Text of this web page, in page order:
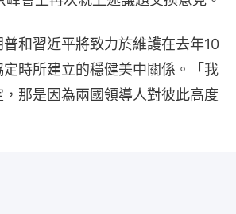
和習近平將致力於維護在去年10
時所建立的穩健美中關係。「我
那是因為兩國領導人對彼此高度